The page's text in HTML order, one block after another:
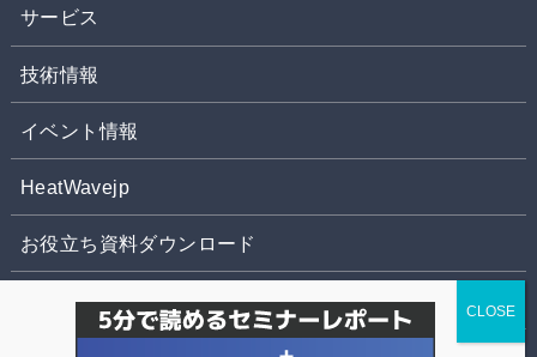
サービス
技術情報
イベント情報
HeatWavejp
お役立ち資料ダウンロード
お問合せ